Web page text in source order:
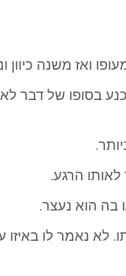
ואז משנה כיוון
בסופו של דבר
הרגע.
בה הוא נעצר.
לא נאמר לו